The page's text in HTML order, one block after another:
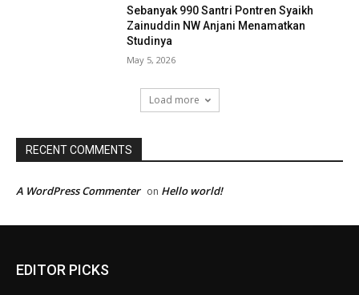
Sebanyak 990 Santri Pontren Syaikh
Zainuddin NW Anjani Menamatkan
Studinya
May 5, 2026
Load more
RECENT COMMENTS
A WordPress Commenter on Hello world!
EDITOR PICKS